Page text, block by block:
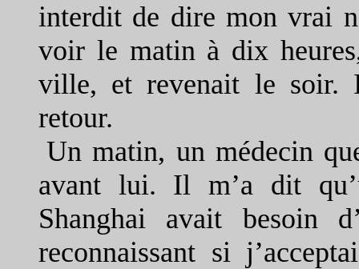
interdit de dire mon vrai
voir le matin à dix
ville, et revenait le soir.
retour.
Un matin, un médecin
avant lui. Il m’a dit
Shanghai avait besoin
reconnaissant si